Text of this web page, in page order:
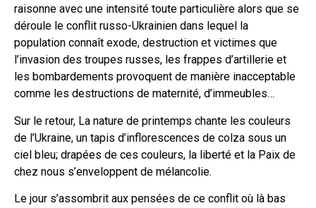
raisonne avec une intensité toute particulière alors que se
déroule le conflit russo-Ukrainien dans lequel la
population connaît exode, destruction et victimes que
l’invasion des troupes russes, les frappes d’artillerie et
les bombardements provoquent de manière inacceptable
comme les destructions de maternité, d’immeubles…
Sur le retour, La nature de printemps chante les couleurs
de l’Ukraine, un tapis d’inflorescences de colza sous un
ciel bleu; drapées de ces couleurs, la liberté et la Paix de
chez nous s’enveloppent de mélancolie.
Le jour s’assombrit aux pensées de ce conflit où là bas